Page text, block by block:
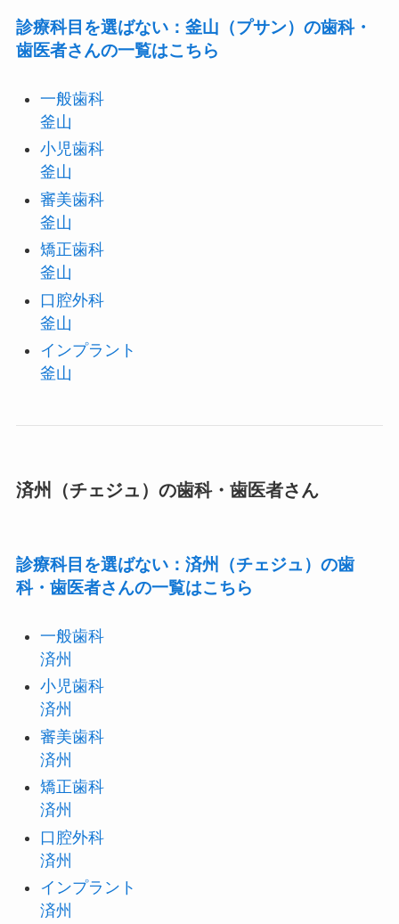
診療科目を選ばない：釜山（プサン）の歯科・
歯医者さんの一覧はこちら
一般歯科
釜山
小児歯科
釜山
審美歯科
釜山
矯正歯科
釜山
口腔外科
釜山
インプラント
釜山
済州（チェジュ）の歯科・歯医者さん
診療科目を選ばない：済州（チェジュ）の歯
科・歯医者さんの一覧はこちら
一般歯科
済州
小児歯科
済州
審美歯科
済州
矯正歯科
済州
口腔外科
済州
インプラント
済州